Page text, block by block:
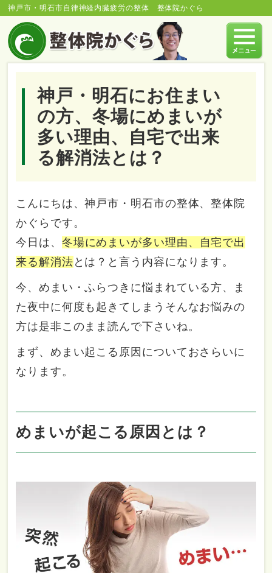
神戸市・明石市自律神経内臓疲労の整体 整体院かぐら
神戸・明石にお住まい
の方、冬場にめまいが
多い理由、自宅で出来
る解消法とは？
こんにちは、神戸市・明石市の整体、整体院
かぐらです。
今日は、 冬場にめまいが多い理由、自宅で出
来る解消法 とは？と言う内容になります。
今、めまい・ふらつきに悩まれている方、ま
た夜中に何度も起きてしまうそんなお悩みの
方は是非このまま読んで下さいね。
まず、めまい起こる原因についておさらいに
なります。
めまいが起こる原因とは？